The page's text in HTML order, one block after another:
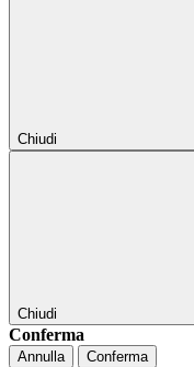
Chiudi
Chiudi
Conferma
Annulla Conferma